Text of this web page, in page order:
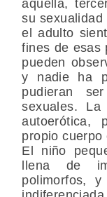
aquella,
su sexualidad
el adulto
fines de esas
pueden
y nadie ha
pudieran
sexuales.
autoerótica,
propio cuerpo
El niño
llena de
polimorfos,